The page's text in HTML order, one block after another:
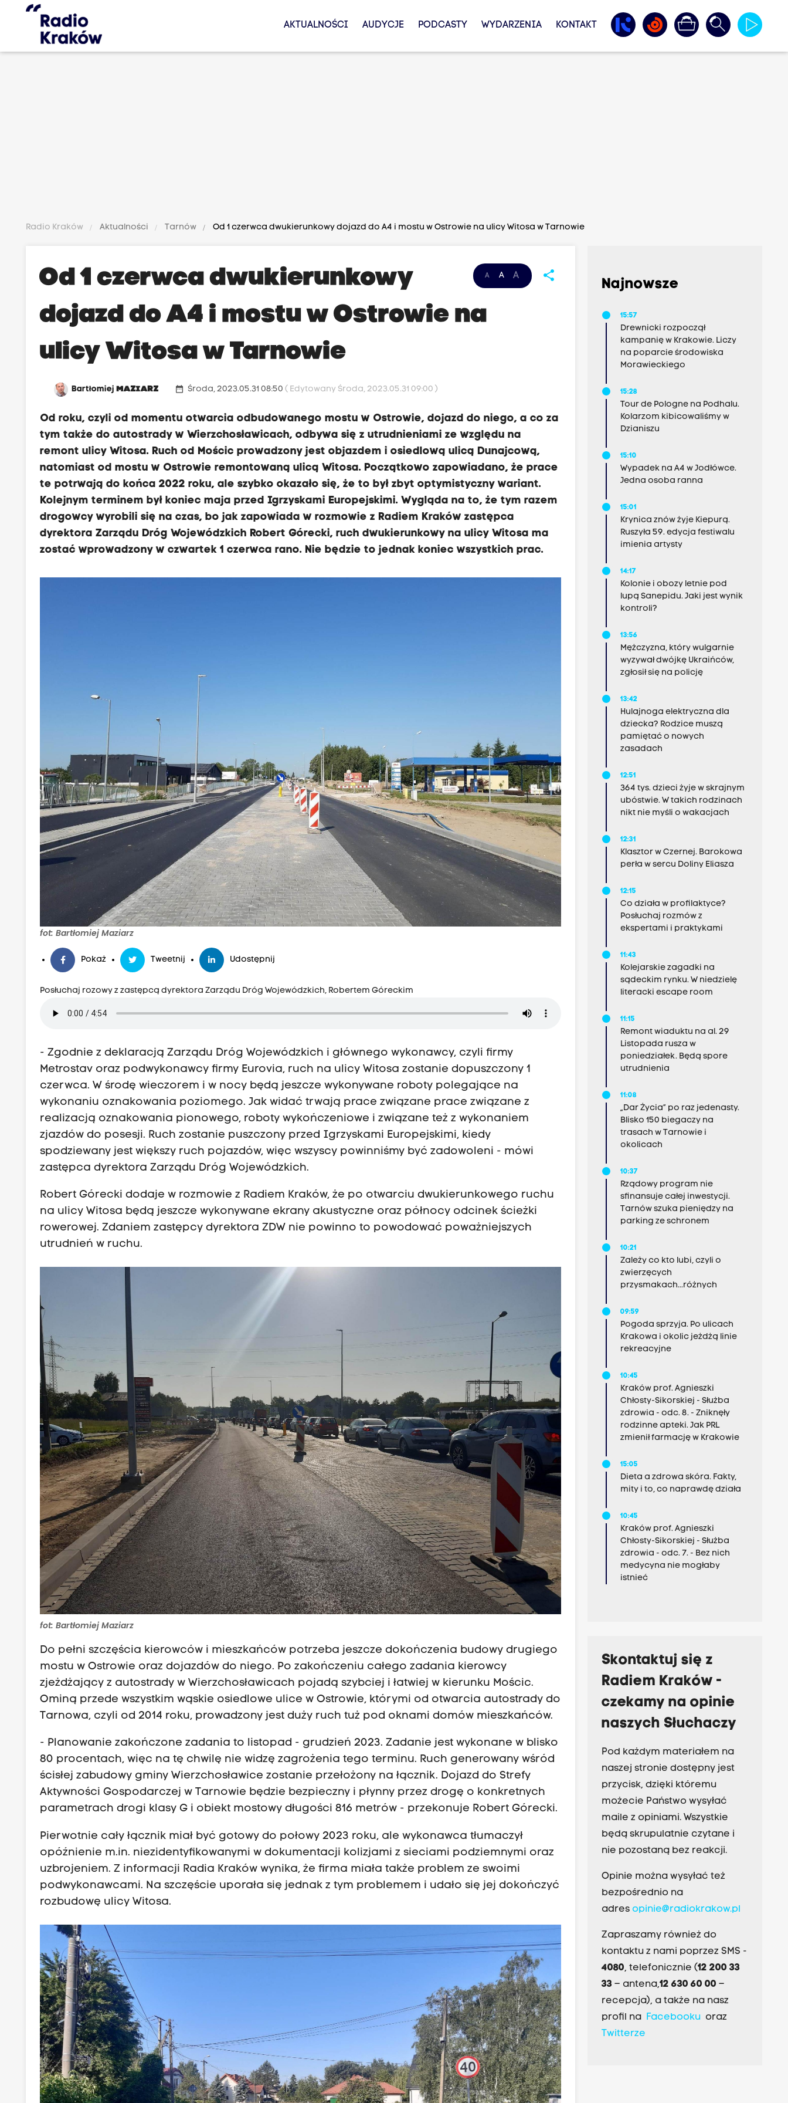
AKTUALNOŚCI AUDYCJE PODCASTY WYDARZENIA KONTAKT
Radio Kraków Aktualności Tarnów Od 1 czerwca dwukierunkowy dojazd do A4 i mostu w Ostrowie na ulicy Witosa w Tarnowie
A A A share
Od 1 czerwca dwukierunkowy
dojazd do A4 i mostu w Ostrowie na
ulicy Witosa w Tarnowie
BartłomiejMAZIARZ date_range Środa, 2023.05.31 08:50( Edytowany Środa, 2023.05.31 09:00 )
Od roku, czyli od momentu otwarcia odbudowanego mostu w Ostrowie, dojazd do niego, a co za
tym także do autostrady w Wierzchosławicach, odbywa się z utrudnieniami ze względu na
remont ulicy Witosa. Ruch od Mościc prowadzony jest objazdem i osiedlową ulicą Dunajcową,
natomiast od mostu w Ostrowie remontowaną ulicą Witosa. Początkowo zapowiadano, że prace
te potrwają do końca 2022 roku, ale szybko okazało się, że to był zbyt optymistyczny wariant.
Kolejnym terminem był koniec maja przed Igrzyskami Europejskimi. Wygląda na to, że tym razem
drogowcy wyrobili się na czas, bo jak zapowiada w rozmowie z Radiem Kraków zastępca
dyrektora Zarządu Dróg Wojewódzkich Robert Górecki, ruch dwukierunkowy na ulicy Witosa ma
zostać wprowadzony w czwartek 1 czerwca rano. Nie będzie to jednak koniec wszystkich prac.
fot: Bartłomiej Maziarz
Pokaż Tweetnij Udostępnij
Posłuchaj rozowy z zastępcą dyrektora Zarządu Dróg Wojewódzkich, Robertem Góreckim
- Zgodnie z deklaracją Zarządu Dróg Wojewódzkich i głównego wykonawcy, czyli firmy
Metrostav oraz podwykonawcy firmy Eurovia, ruch na ulicy Witosa zostanie dopuszczony 1
czerwca. W środę wieczorem i w nocy będą jeszcze wykonywane roboty polegające na
wykonaniu oznakowania poziomego. Jak widać trwają prace związane prace związane z
realizacją oznakowania pionowego, roboty wykończeniowe i związane też z wykonaniem
zjazdów do posesji. Ruch zostanie puszczony przed Igrzyskami Europejskimi, kiedy
spodziewany jest większy ruch pojazdów, więc wszyscy powinniśmy być zadowoleni - mówi
zastępca dyrektora Zarządu Dróg Wojewódzkich.
Robert Górecki dodaje w rozmowie z Radiem Kraków, że po otwarciu dwukierunkowego ruchu
na ulicy Witosa będą jeszcze wykonywane ekrany akustyczne oraz północy odcinek ścieżki
rowerowej. Zdaniem zastępcy dyrektora ZDW nie powinno to powodować poważniejszych
utrudnień w ruchu.
fot: Bartłomiej Maziarz
Do pełni szczęścia kierowców i mieszkańców potrzeba jeszcze dokończenia budowy drugiego
mostu w Ostrowie oraz dojazdów do niego. Po zakończeniu całego zadania kierowcy
zjeżdżający z autostrady w Wierzchosławicach pojadą szybciej i łatwiej w kierunku Mościc.
Ominą przede wszystkim wąskie osiedlowe ulice w Ostrowie, którymi od otwarcia autostrady do
Tarnowa, czyli od 2014 roku, prowadzony jest duży ruch tuż pod oknami domów mieszkańców.
- Planowanie zakończone zadania to listopad - grudzień 2023. Zadanie jest wykonane w blisko
80 procentach, więc na tę chwilę nie widzę zagrożenia tego terminu. Ruch generowany wśród
ścisłej zabudowy gminy Wierzchosławice zostanie przełożony na łącznik. Dojazd do Strefy
Aktywności Gospodarczej w Tarnowie będzie bezpieczny i płynny przez drogę o konkretnych
parametrach drogi klasy G i obiekt mostowy długości 816 metrów - przekonuje Robert Górecki.
Pierwotnie cały łącznik miał być gotowy do połowy 2023 roku, ale wykonawca tłumaczył
opóźnienie m.in. niezidentyfikowanymi w dokumentacji kolizjami z sieciami podziemnymi oraz
uzbrojeniem. Z informacji Radia Kraków wynika, że firma miała także problem ze swoimi
podwykonawcami. Na szczęście uporała się jednak z tym problemem i udało się jej dokończyć
rozbudowę ulicy Witosa.
Najnowsze
15:57
Drewnicki rozpoczął
kampanię w Krakowie. Liczy
na poparcie środowiska
Morawieckiego
15:28
Tour de Pologne na Podhalu.
Kolarzom kibicowaliśmy w
Dzianiszu
15:10
Wypadek na A4 w Jodłówce.
Jedna osoba ranna
15:01
Krynica znów żyje Kiepurą.
Ruszyła 59. edycja festiwalu
imienia artysty
14:17
Kolonie i obozy letnie pod
lupą Sanepidu. Jaki jest wynik
kontroli?
13:56
Mężczyzna, który wulgarnie
wyzywał dwójkę Ukraińców,
zgłosił się na policję
13:42
Hulajnoga elektryczna dla
dziecka? Rodzice muszą
pamiętać o nowych
zasadach
12:51
364 tys. dzieci żyje w skrajnym
ubóstwie. W takich rodzinach
nikt nie myśli o wakacjach
12:31
Klasztor w Czernej. Barokowa
perła w sercu Doliny Eliasza
12:15
Co działa w profilaktyce?
Posłuchaj rozmów z
ekspertami i praktykami
11:43
Kolejarskie zagadki na
sądeckim rynku. W niedzielę
literacki escape room
11:15
Remont wiaduktu na al. 29
Listopada rusza w
poniedziałek. Będą spore
utrudnienia
11:08
„Dar Życia” po raz jedenasty.
Blisko 150 biegaczy na
trasach w Tarnowie i
okolicach
10:37
Rządowy program nie
sfinansuje całej inwestycji.
Tarnów szuka pieniędzy na
parking ze schronem
10:21
Zależy co kto lubi, czyli o
zwierzęcych
przysmakach...różnych
09:59
Pogoda sprzyja. Po ulicach
Krakowa i okolic jeżdżą linie
rekreacyjne
10:45
Kraków prof. Agnieszki
Chłosty-Sikorskiej - Służba
zdrowia - odc. 8. - Zniknęły
rodzinne apteki. Jak PRL
zmienił farmację w Krakowie
15:05
Dieta a zdrowa skóra. Fakty,
mity i to, co naprawdę działa
10:45
Kraków prof. Agnieszki
Chłosty-Sikorskiej - Służba
zdrowia - odc. 7. - Bez nich
medycyna nie mogłaby
istnieć
Skontaktuj się z
Radiem Kraków -
czekamy na opinie
naszych Słuchaczy
Pod każdym materiałem na
naszej stronie dostępny jest
przycisk, dzięki któremu
możecie Państwo wysyłać
maile z opiniami. Wszystkie
będą skrupulatnie czytane i
nie pozostaną bez reakcji.
Opinie można wysyłać też
bezpośrednio na
adres opinie@radiokrakow.pl
Zapraszamy również do
kontaktu z nami poprzez SMS -
4080, telefonicznie (12 200 33
33– antena,12 630 60 00 –
recepcja), a także na nasz
profil na Facebookuoraz
Twitterze